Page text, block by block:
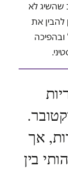
שהשיג לא
את
אך
בין